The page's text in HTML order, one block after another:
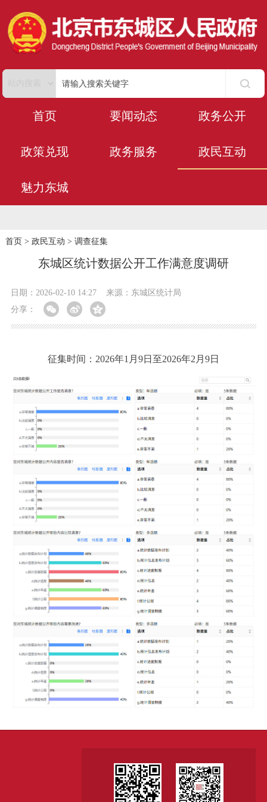
首页 要闻动态 政务公开
政策兑现 政务服务 政民互动
魅力东城
首页 > 政民互动 > 调查征集
东城区统计数据公开工作满意度调研
日期：2026-02-10 14:27
来源：东城区统计局
分享：
征集时间：2026年1月9日至2026年2月9日